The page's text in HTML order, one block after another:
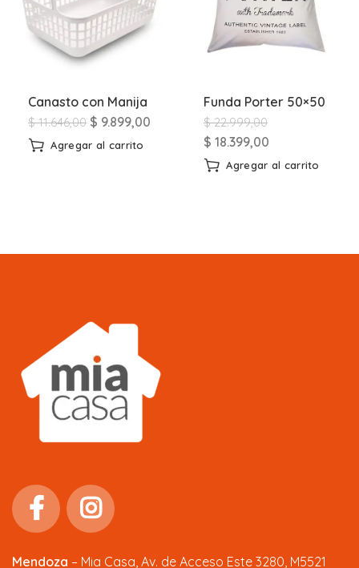
Canasto con Manija
$11.646,00 $ 9.899,00
Agregar al carrito
Funda Porter 50×50
$22.999,00
$ 18.399,00
Agregar al carrito
Mendoza – Mia Casa, Av. de Acceso Este 3280, M5521